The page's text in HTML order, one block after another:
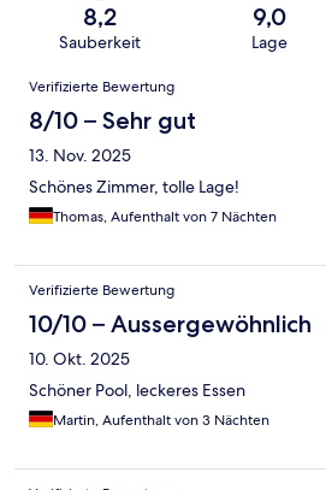
8,2
Sauberkeit
9,0
Lage
Bewertungen
Verifizierte Bewertung
8/10 – Sehr gut
13. Nov. 2025
Schönes Zimmer, tolle Lage!
Thomas, Aufenthalt von 7 Nächten
Verifizierte Bewertung
10/10 – Aussergewöhnlich
10. Okt. 2025
Schöner Pool, leckeres Essen
Martin, Aufenthalt von 3 Nächten